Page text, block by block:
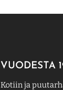
VUODESTA
Kotiin ja